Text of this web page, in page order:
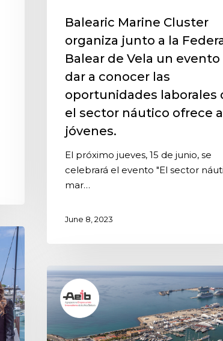
Balearic Marine Cluster
organiza junto a la
Balear de Vela un evento
dar a conocer las
oportunidades laborales
el sector náutico ofrece
jóvenes.
El próximo jueves, 15 de junio, se
celebrará el evento "El sector
mar…
June 8, 2023